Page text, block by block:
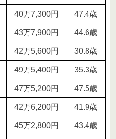
40万7,300円 47.4歳
43万7,900円 44.6歳
42万5,600円 30.8歳
49万5,400円 35.3歳
47万5,200円 47.5歳
42万6,200円 41.9歳
45万2,800円 43.4歳